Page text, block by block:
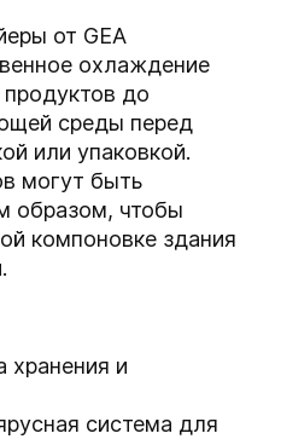
от GEA
охлаждение
продуктов до
среды перед
или упаковкой.
могут быть
образом, чтобы
компоновке здания
хранения и
система для